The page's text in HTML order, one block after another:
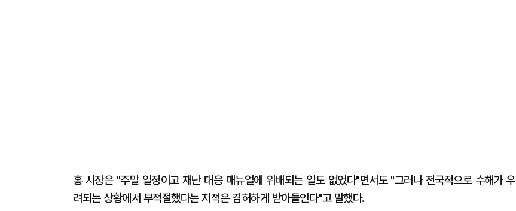
홍 시장은 "주말 일정이고 재난 대응 매뉴얼에 위배되는 일도 없었다"면서도 "그러나 전국적으로 수해가 우
려되는 상황에서 부적절했다는 지적은 겸허하게 받아들인다"고 말했다.